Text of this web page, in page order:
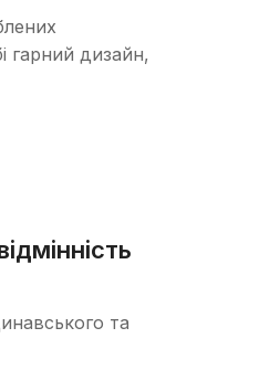
гарний дизайн,
та